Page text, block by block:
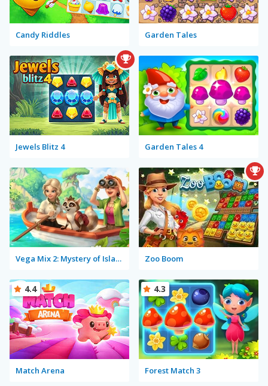
Candy Riddles Garden Tales
Jewels Blitz 4 Garden Tales 4
Vega Mix 2: Mystery of Island Zoo Boom
Match Arena
4.4
Forest Match 3
4.3